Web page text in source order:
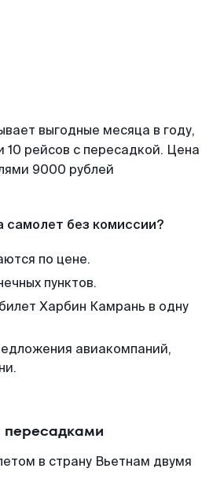
выгодные месяца в году,
рейсов с пересадкой. Цена
9000 рублей
самолет без комиссии?
по цене.
пунктов.
Харбин Камрань в одну
авиакомпаний,
пересадками
в страну Вьетнам двумя